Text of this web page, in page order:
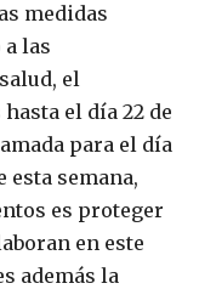
medidas
las
el
el día 22 de
para el día
esta semana,
es proteger
en este
además la